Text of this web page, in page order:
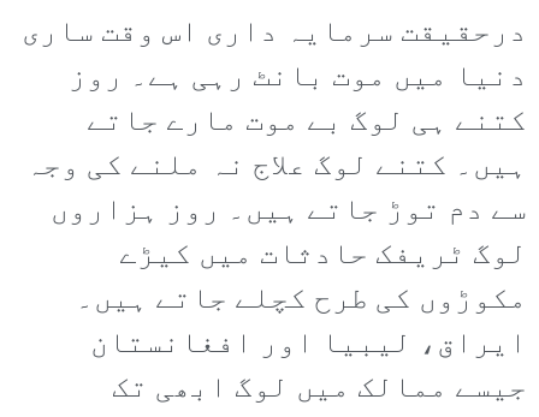
درحقیقت سرمایہ داری اس وقت ساری
دنیا میں موت بانٹ رہی ہے۔ روز
کتنے ہی لوگ بے موت مارے جاتے
ہیں۔ کتنے لوگ علاج نہ ملنے کی وجہ
سے دم توڑ جاتے ہیں۔ روز ہزاروں
لوگ ٹریفک حادثات میں کیڑے
مکوڑوں کی طرح کچلے جاتے ہیں۔
ایراق، لیبیا اور افغانستان
جیسے ممالک میں لوگ ابھی تک